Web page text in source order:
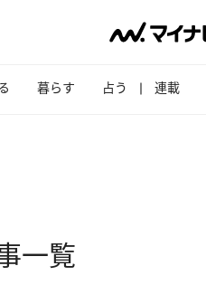
暮らす 占う 連載
一覧